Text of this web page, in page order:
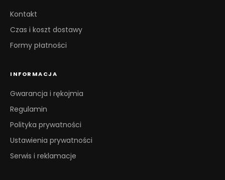
Kontakt
Czas i koszt dostawy
Formy płatności
INFORMACJA
Gwarancja i rękojmia
Regulamin
Polityka prywatności
Ustawienia prywatności
Serwis i reklamacje